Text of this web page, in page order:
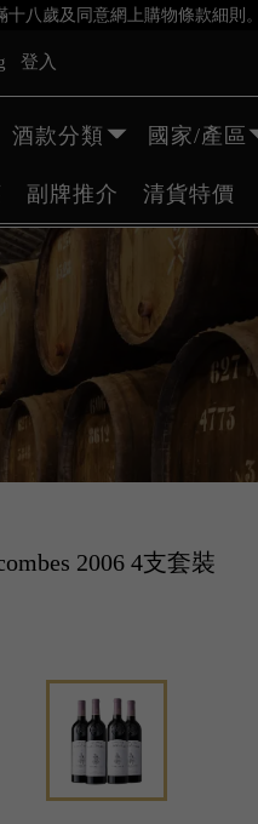
八歲及同意網上購物條款細則。
登入
酒款分類 國家/產區
副牌推介 清貨特價
2006 4支套裝